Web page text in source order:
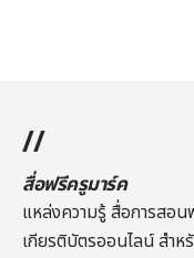
//
สื่อฟรีครูมาร์ค
แหล่งความรู้ สื่อการสอน
เกียรติบัตรออนไลน์สำห